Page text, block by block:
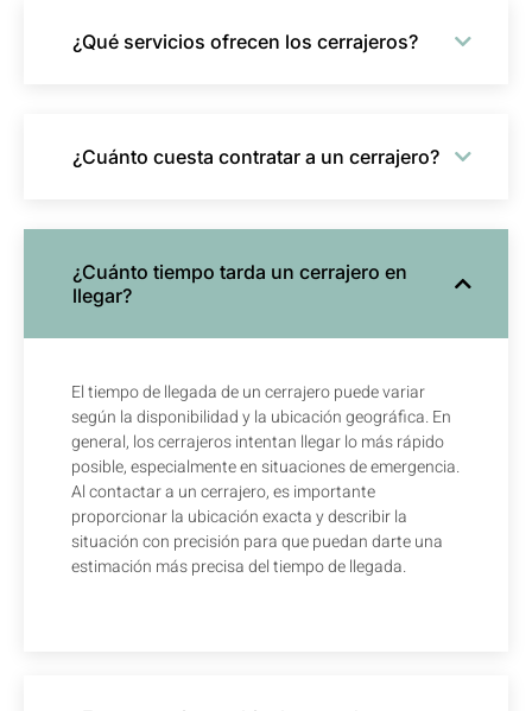
¿Qué servicios ofrecen los cerrajeros?
¿Cuánto cuesta contratar a un cerrajero?
¿Cuánto tiempo tarda un cerrajero en
llegar?
El tiempo de llegada de un cerrajero puede variar
según la disponibilidad y la ubicación geográfica. En
general, los cerrajeros intentan llegar lo más rápido
posible, especialmente en situaciones de emergencia.
Al contactar a un cerrajero, es importante
proporcionar la ubicación exacta y describir la
situación con precisión para que puedan darte una
estimación más precisa del tiempo de llegada.